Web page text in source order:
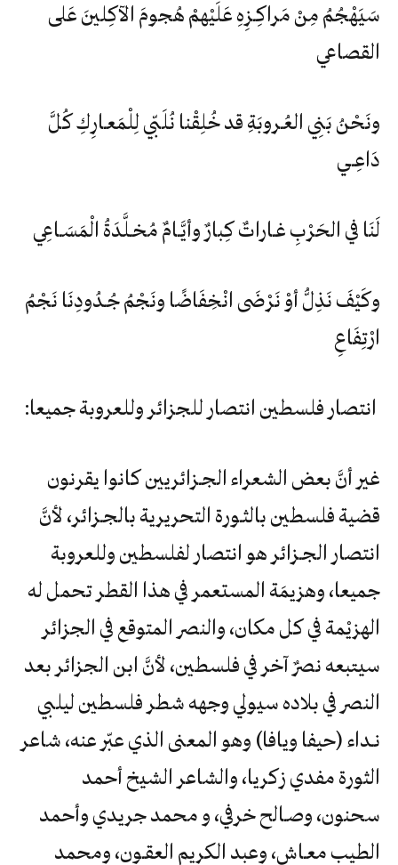
سَيَهْجُمُ مِنْ مَراكِـزِهِ عَلَيْهمْ هُجومَ الآكِلينَ عَلى
القصاعي
ونَحْنُ بَنِي العُـروبَةِ قد خُلِقْنا نُلَبّي لِلْمَعـارِكِ كُلَّ
دَاعِـي
لَنَا في الحَرْبِ غـاراتٌ كِبارٌ وأيَّـامٌ مُخـلَّدَةُ الْمَسَـاعِي
وكَيْفَ نَذِلُّ أوْ نَرْضَى انْخِفَاضًا ونَجْمُ جُـدُودِنَا نَجْمُ
ارْتِفَاعِ
انتصار فلسطين انتصار للجزائر وللعروبة جميعا:
غير أنَّ بعض الشعراء الجـزائريين كانوا يقرنون
قضية فلسطين بالثـورة التحريرية بالجـزائر، لأنَّ
انتصار الجـزائر هو انتصار لفلسطين وللعروبة
جميعا، وهزيمَة المستعمر في هذا القطر تحمل له
الهزيْمة في كل مكان، والنصر المتوقع في الجزائر
سيتبعه نصرٌ آخر في فلسطين، لأنَّ ابن الجزائر بعد
النصر في بلاده سيولي وجهه شطر فلسطين ليلبي
نـداء (حيفا ويافا) وهو المعنى الذي عبّر عنه، شاعر
الثورة مفدي زكريا، والشاعر الشيخ أحمد
سحنون، وصـالح خرفي، و محمد جريدي وأحمد
الطيب معـاش، وعبد الكريم العقـون، ومحمد